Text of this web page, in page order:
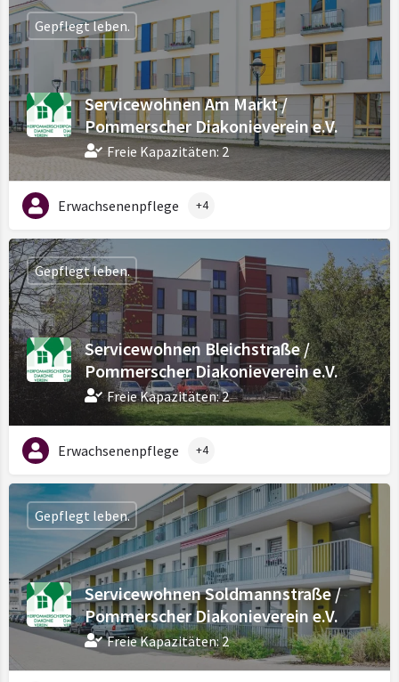
Servicewohnen Am Markt /
Pommerscher Diakonieverein e.V.
Freie Kapazitäten: 2
Gepflegt leben.
Erwachsenenpflege +4
Servicewohnen Bleichstraße /
Pommerscher Diakonieverein e.V.
Freie Kapazitäten: 2
Gepflegt leben.
Erwachsenenpflege +4
Servicewohnen Soldmannstraße /
Pommerscher Diakonieverein e.V.
Freie Kapazitäten: 2
Gepflegt leben.